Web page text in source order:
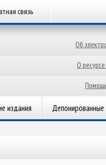
связь
Об
О
издания Депонированные